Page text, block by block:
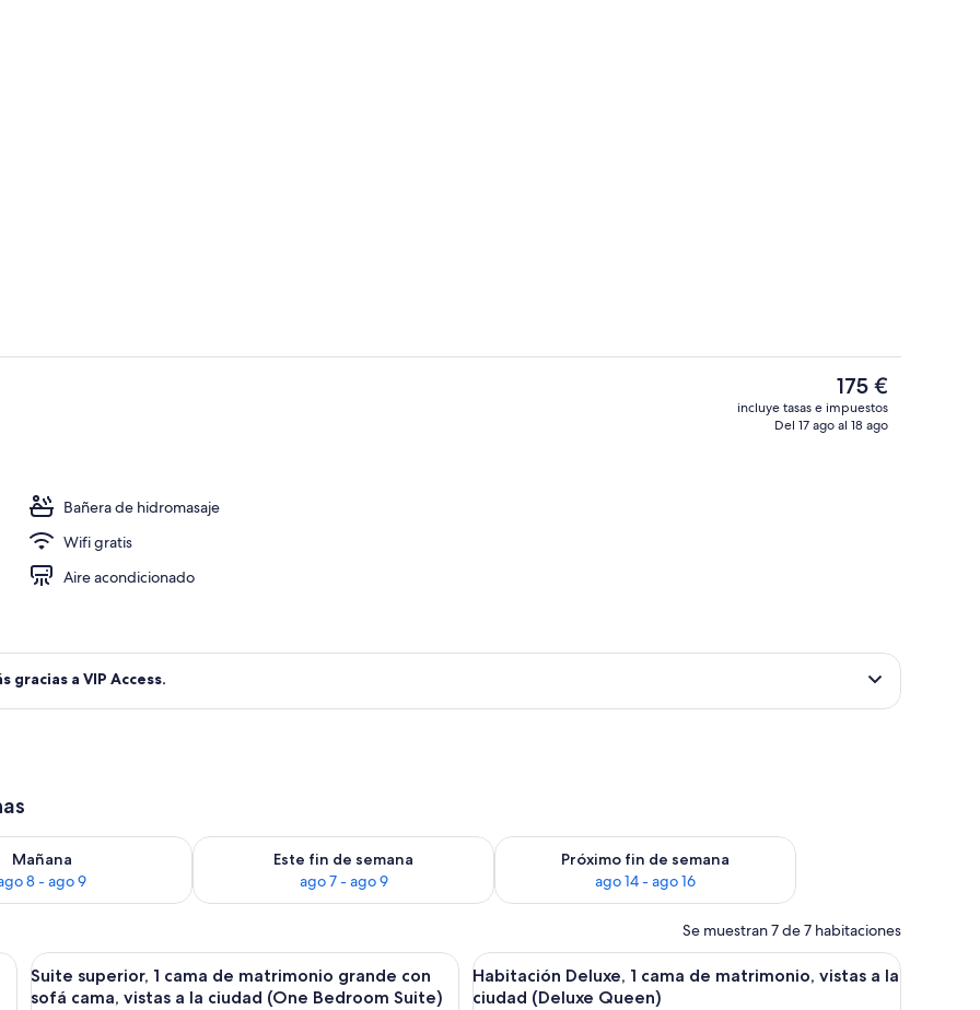
Bañera de hidromasaje
Wifi gratis
Aire acondicionado
El
precio
actual
175 €
incluye tasas e impuestos
Del 17 ago al 18 ago
a VIP Access.
8
Mañana
8 - ago 9
para mañana, ago 8 - ago 9
Este fin de semana
ago 7 - ago 9
Consulta la disponibilidad para este fin de semana, ago 7 - ago 9
Próximo fin de semana
ago 14 - ago 16
Consulta la disponibilidad para el próximo fin de semana,
Se muestran 7 de 7 habitaciones
grande, una silla, un escritorio y una lámpara.
Abrir
todas
Suite superior, 1 cama de matrimonio grande con sofá cama, vistas a la ciudad (One Bedroom Suite) | Sábanas
8
Suite superior, 1 cama de matrimonio grande con
sofá cama, vistas a la ciudad (One Bedroom Suite)
Abrir
todas
Habitación Deluxe, 1 cama de matrimonio,
4
Habitación Deluxe, 1 cama de matrimonio, vistas a la
ciudad (Deluxe Queen)